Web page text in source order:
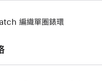
編織單圈錶環